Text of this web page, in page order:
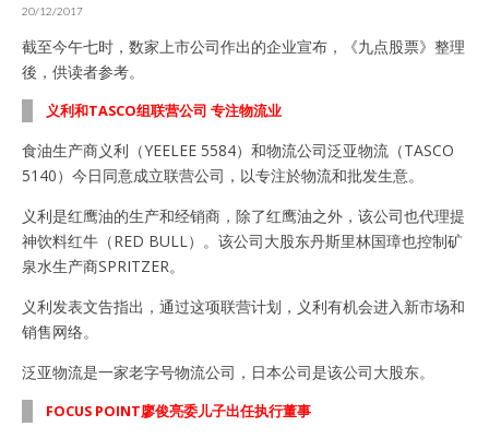
20/12/2017
截至今午七时，数家上市公司作出的企业宣布，《九点股票》整理
後，供读者参考。
义利和TASCO组联营公司 专注物流业
食油生产商义利（YEELEE 5584）和物流公司泛亚物流（TASCO
5140）今日同意成立联营公司，以专注於物流和批发生意。
义利是红鹰油的生产和经销商，除了红鹰油之外，该公司也代理提
神饮料红牛（RED BULL）。该公司大股东丹斯里林国璋也控制矿
泉水生产商SPRITZER。
义利发表文告指出，通过这项联营计划，义利有机会进入新市场和
销售网络。
泛亚物流是一家老字号物流公司，日本公司是该公司大股东。
FOCUS POINT廖俊亮委儿子出任执行董事